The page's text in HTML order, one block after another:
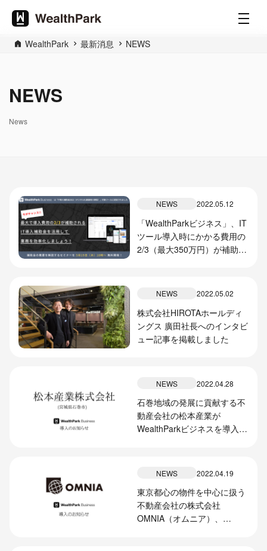
WealthPark 最新消息 NEWS
NEWS
News
NEWS 2022.05.12
「WealthParkビジネス」、IT
ツール導入時にかかる費用の
2/3（最大350万円）が補助さ
定のお知らせ
NEWS 2022.05.02
株式会社HIROTAホールディ
ングス 廣田社長へのインタビ
ュー記事を掲載しました
NEWS 2022.04.28
石巻地域の発展に貢献する不
動産会社の松本産業が
WealthParkビジネスを導入。
NEWS 2022.04.19
東京都心の物件を中心に扱う
不動産会社の株式会社
OMNIA（オムニア）、